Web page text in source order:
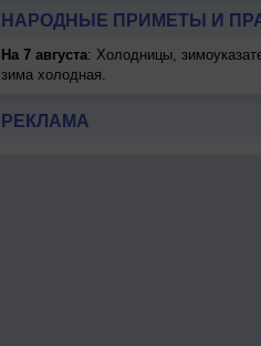
НАРОДНЫЕ ПРИМЕТЫ И
На 7 августа: Холодницы,
зима холодная.
РЕКЛАМА